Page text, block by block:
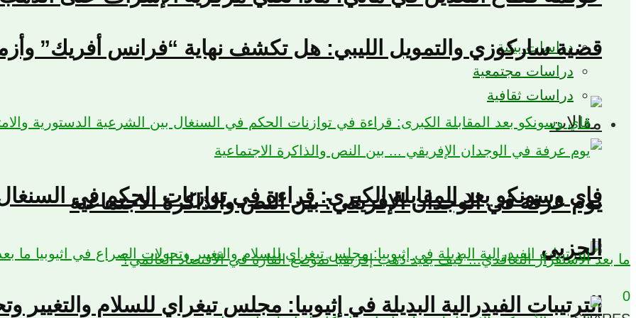
دراسات بيئية
دراسات مجتمعية
دراسات ثقافية
مقالات
يوم عرفة في الوجدان الإفريقي: بين النص والذاكرة الاجتماعية
الترتيبات الفيدرالية البديلة في إثيوبيا: مجلس تيغراي للسلام والتغيير
قضية ساركوزي والتمويل الليبي: هل تكشف نهاية “فرانس أفريك” وأزمة
فاي وسونكو بعد المقابلة الكبرى: قراءة في توازنات الحكم في السنغال
الحزبي
ما بعد الاستقرار التعاقدي... كيف يعيد ذهب إفريقيا تموضع القارة في الاقتصاد العالمي؟
0